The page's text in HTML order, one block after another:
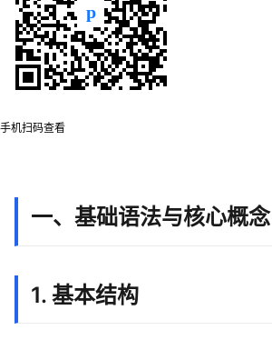
手机扫码查看
一、基础语法与核心概念
1. 基本结构